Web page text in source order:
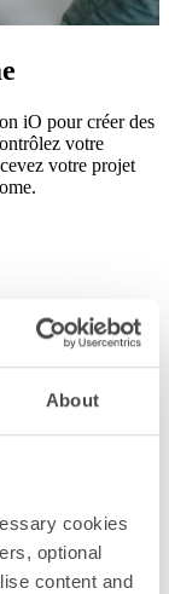
About
cookies
optional
content and
iO pour créer des
votre
votre projet